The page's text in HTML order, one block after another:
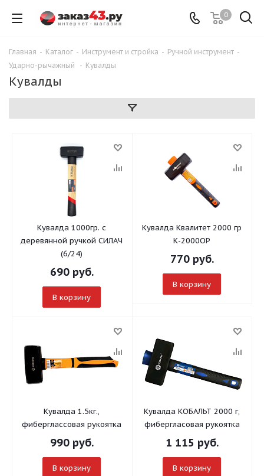
0
Главная - Каталог - Инструмент и стройка - Ручной инструмент -
Ударно-рычажный
- Кувалды
Кувалды
Кувалда 1000гр. с
деревянной ручкой СИЛАЧ
(6/24)
690руб.
В корзину
Кувалда Квалитет 2000 гр
К-2000ОР
770руб.
В корзину
Кувалда 1.5кг.,
фиберглассовая рукоятка
990руб.
В корзину
Кувалда КОБАЛЬТ 2000 г,
фибергласовая рукоятка
1 115 руб.
В корзину